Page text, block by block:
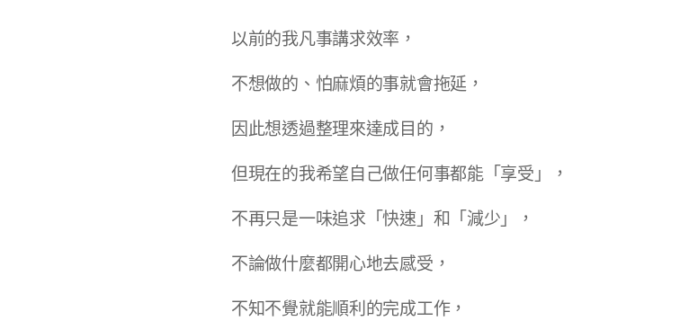
以前的我凡事講求效率，
不想做的、怕麻煩的事就會拖延，
因此想透過整理來達成目的，
但現在的我希望自己做任何事都能「享受」，
不再只是一味追求「快速」和「減少」，
不論做什麼都開心地去感受，
不知不覺就能順利的完成工作，